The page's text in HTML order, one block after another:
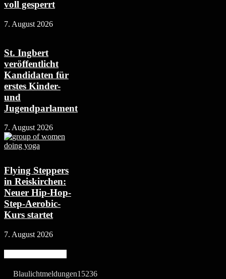
voll gesperrt
7. August 2026
St. Ingbert
veröffentlicht
Kandidaten für
erstes Kinder-
und
Jugendparlament
7. August 2026
Flying Steppers
in Reiskirchen:
Neuer Hip-Hop-
Step-Aerobic-
Kurs startet
7. August 2026
Blaulichtmeldungen15236